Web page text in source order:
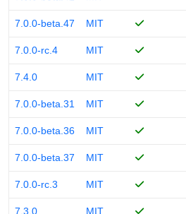
7.0.0-beta.47 MIT
7.0.0-rc.4 MIT
7.4.0 MIT
7.0.0-beta.31 MIT
7.0.0-beta.36 MIT
7.0.0-beta.37 MIT
7.0.0-rc.3 MIT
7.3.0 MIT